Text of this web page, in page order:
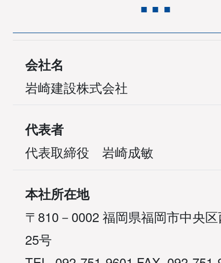
会社名
岩崎建設株式会社
代表者
代表取締役 岩崎成敏
本社所在地
〒810－0002 福岡県福岡市中央
25号